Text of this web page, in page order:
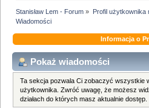
Stanisław Lem - Forum » Profil użytkownika
Wiadomości
Informacja o
Pokaż wiadomości
Ta sekcja pozwala Ci zobaczyć wszystkie
użytkownika. Zwróć uwagę, że możesz
działach do których masz aktualnie dostęp.